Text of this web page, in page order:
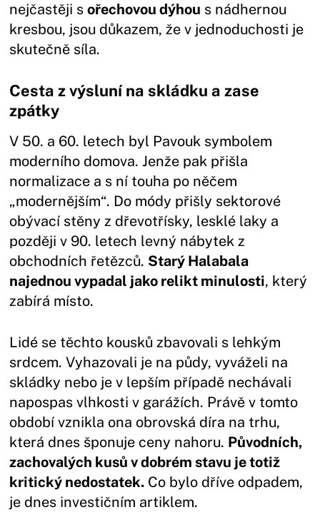
nejčastěji sořechovou dýhou s nádhernou
kresbou, jsou důkazem, že v jednoduchosti je
skutečně síla.
Cesta z výsluní na skládku a zase
zpátky
V 50. a 60. letech byl Pavouk symbolem
moderního domova. Jenže pak přišla
normalizace a s ní touha po něčem
„modernějším“. Do módy přišly sektorové
obývací stěny z dřevotřísky, lesklé laky a
později v 90. letech levný nábytek z
obchodních řetězců. Starý Halabala
najednou vypadal jako relikt minulosti, který
zabírá místo.
Lidé se těchto kousků zbavovali s lehkým
srdcem. Vyhazovali je na půdy, vyváželi na
skládky nebo je v lepším případě nechávali
napospas vlhkosti v garážích. Právě v tomto
období vznikla ona obrovská díra na trhu,
která dnes šponuje ceny nahoru. Původních,
zachovalých kusů v dobrém stavu je totiž
kritický nedostatek. Co bylo dříve odpadem,
je dnes investičním artiklem.